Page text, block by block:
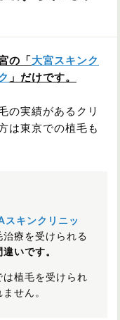
の「 大宮スキンク
」だけです。
の実績があるクリ
は東京での植毛も
スキンクリニッ
治療を受けられる
いです。
は植毛を受けられ
せん。